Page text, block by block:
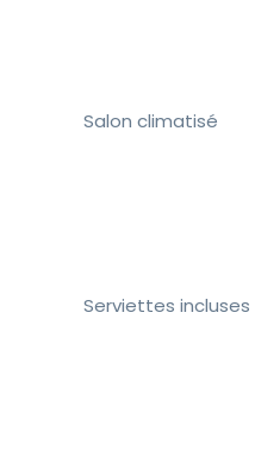
Salon climatisé
Serviettes incluses